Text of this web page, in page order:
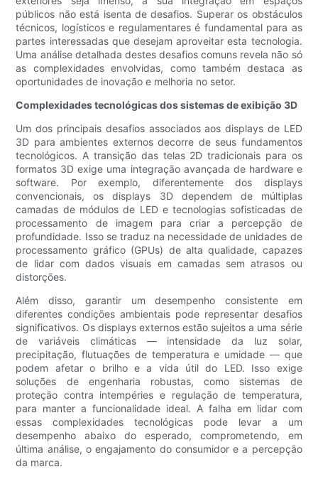
públicos não está isenta de desafios. Superar os obstáculos
técnicos, logísticos e regulamentares é fundamental para as
partes interessadas que desejam aproveitar esta tecnologia.
Uma análise detalhada destes desafios comuns revela não só
as complexidades envolvidas, como também destaca as
oportunidades de inovação e melhoria no setor.
Complexidades tecnológicas dos sistemas de exibição 3D
Um dos principais desafios associados aos displays de LED
3D para ambientes externos decorre de seus fundamentos
tecnológicos. A transição das telas 2D tradicionais para os
formatos 3D exige uma integração avançada de hardware e
software. Por exemplo, diferentemente dos displays
convencionais, os displays 3D dependem de múltiplas
camadas de módulos de LED e tecnologias sofisticadas de
processamento de imagem para criar a percepção de
profundidade. Isso se traduz na necessidade de unidades de
processamento gráfico (GPUs) de alta qualidade, capazes
de lidar com dados visuais em camadas sem atrasos ou
distorções.
Além disso, garantir um desempenho consistente em
diferentes condições ambientais pode representar desafios
significativos. Os displays externos estão sujeitos a uma série
de variáveis ​​climáticas — intensidade da luz solar,
precipitação, flutuações de temperatura e umidade — que
podem afetar o brilho e a vida útil do LED. Isso exige
soluções de engenharia robustas, como sistemas de
proteção contra intempéries e regulação de temperatura,
para manter a funcionalidade ideal. A falha em lidar com
essas complexidades tecnológicas pode levar a um
desempenho abaixo do esperado, comprometendo, em
última análise, o engajamento do consumidor e a percepção
da marca.